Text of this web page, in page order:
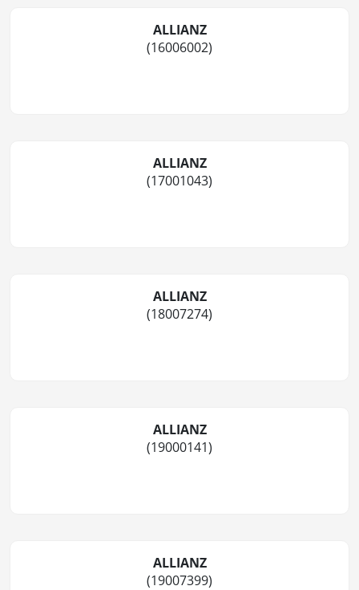
ALLIANZ
(16006002)
ALLIANZ
(17001043)
ALLIANZ
(18007274)
ALLIANZ
(19000141)
ALLIANZ
(19007399)